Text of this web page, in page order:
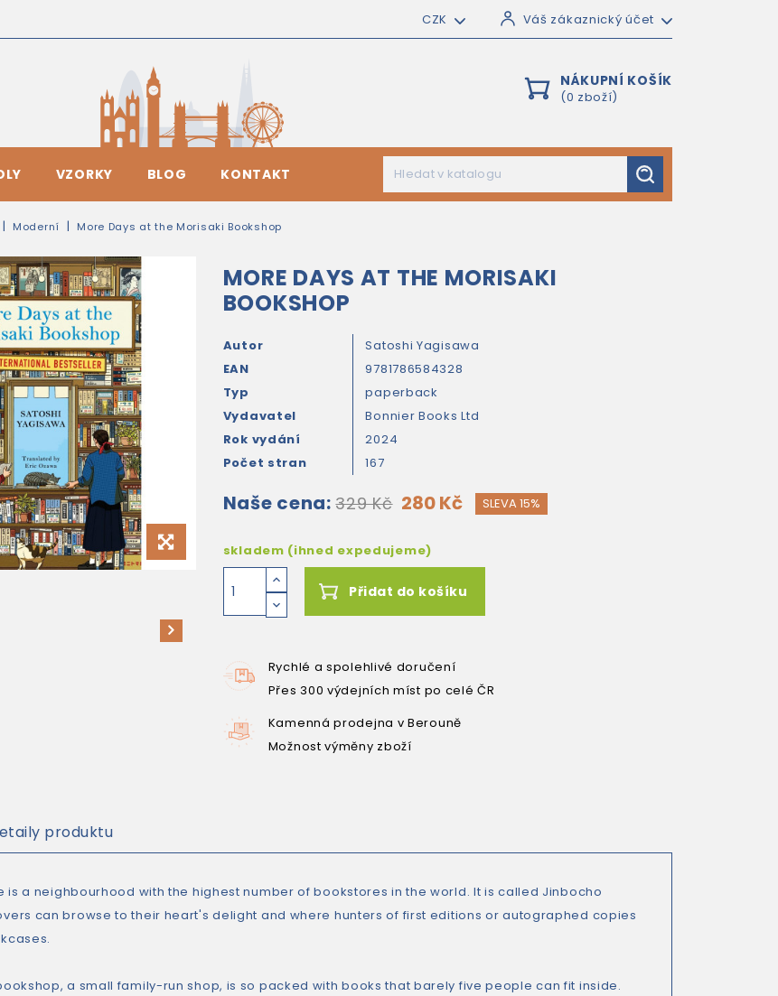
CZK Váš zákaznický účet
NÁKUPNÍ KOŠÍK
(0 zboží)
VZORKY BLOG KONTAKT
Moderní More Days at the Morisaki Bookshop
MORE DAYS AT THE MORISAKI
BOOKSHOP
Autor
Satoshi Yagisawa
EAN
9781786584328
Typ
paperback
Vydavatel
Bonnier Books Ltd
Rok vydání
2024
Počet stran
167
Naše cena: 329 Kč 280 Kč SLEVA 15%
skladem (ihned expedujeme)
Přidat do košíku
Rychlé a spolehlivé doručení
Přes 300 výdejních míst po celé ČR
Kamenná prodejna v Berouně
Možnost výměny zboží
produktu
is a neighbourhood with the highest number of bookstores in the world. It is called Jinbocho
can browse to their heart's delight and where hunters of first editions or autographed copies
a small family-run shop, is so packed with books that barely five people can fit inside.